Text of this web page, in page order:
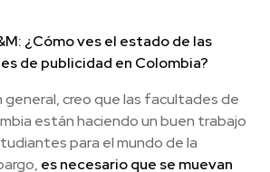
¿Cómo ves el estado de las
de publicidad en Colombia?
general, creo que las facultades de
están haciendo un buen trabajo
para el mundo de la
es necesario que se muevan